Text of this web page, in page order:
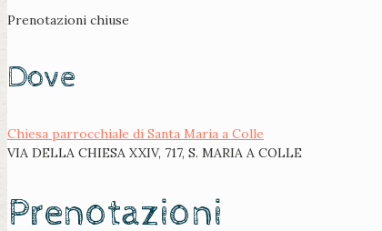
Prenotazioni chiuse
Dove
Chiesa parrocchiale di Santa Maria a Colle
VIA DELLA CHIESA XXIV, 717, S. MARIA A COLLE
Prenotazioni